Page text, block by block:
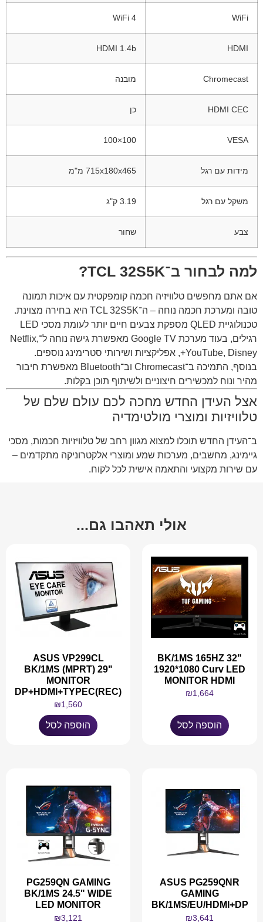
WiFi
WiFi 4
HDMI
HDMI 1.4b
Chromecast מובנה
HDMI CEC כן
VESA
100×100
מידות עם רגל 715x180x465 מ"מ
משקל עם רגל 3.19 ק"ג
צבע שחור
למה לבחור ב־TCL 32S5K?
אם אתם מחפשים טלוויזיה חכמה קומפקטית עם איכות תמונה
טובה ומערכת חכמה נוחה – ה־TCL 32S5K היא בחירה מצוינת.
טכנולוגיית QLED מספקת צבעים חיים יותר לעומת מסכי LED
רגילים, בעוד מערכת Google TV מאפשרת גישה נוחה ל־Netflix,
YouTube, Disney+, אפליקציות ושירותי סטרימינג נוספים.
בנוסף, התמיכה ב־Chromecast וב־Bluetooth מאפשרת חיבור
מהיר ונוח למכשירים חיצוניים ולשיתוף תוכן בקלות.
אצל העידן החדש מחכה לכם עולם שלם של
טלוויזיות ומוצרי מולטימדיה
ב־העידן החדש תוכלו למצוא מגוון רחב של טלוויזיות חכמות, מסכי
גיימינג, מחשבים, מערכות שמע ומוצרי אלקטרוניקה מתקדמים –
עם שירות מקצועי והתאמה אישית לכל לקוח.
אולי תאהבו גם...
BK/1MS 165HZ 32"
1920*1080 Curv LED
MONITOR HDMI
₪1,664
הוספה לסל
ASUS VP299CL
BK/1MS (MPRT) 29"
MONITOR
DP+HDMI+TYPEC(REC)
₪1,560
הוספה לסל
ASUS PG259QNR
GAMING
BK/1MS/EU/HDMI+DP
₪3,641
PG259QN GAMING
BK/1MS 24.5" WIDE
LED MONITOR
₪3,121